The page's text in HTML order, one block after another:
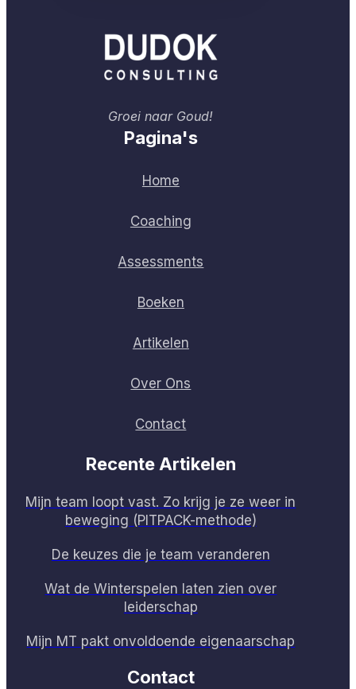
Groei naar Goud!
Pagina's
Home
Coaching
Assessments
Boeken
Artikelen
Over Ons
Contact
Recente Artikelen
Mijn team loopt vast. Zo krijg je ze weer in
beweging (PITPACK-methode)
De keuzes die je team veranderen
Wat de Winterspelen laten zien over
leiderschap
Mijn MT pakt onvoldoende eigenaarschap
Contact